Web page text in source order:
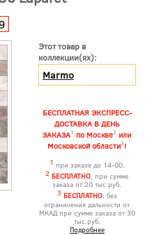
Этот товар в
коллекции(ях):
Marmo
БЕСПЛАТНАЯ ЭКСПРЕСС-
ДОСТАВКА В ДЕНЬ
ЗАКАЗА1 по Москве2 или
Московской области3!
1 при заказе до 14-00.
2 БЕСПЛАТНО, при сумме
заказа от 20 тыс.руб.
3 БЕСПЛАТНО, без
ограничения дальности от
МКАД при сумме заказа от 30
тыс.руб.
Подробнее